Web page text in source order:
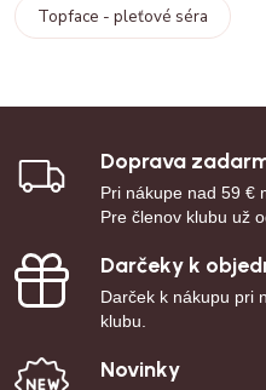
Topface - pleťové séra
Doprava
Pri nákupe nad 59 €
Pre členov klubu už
Darčeky k
Darček k nákupu pri
klubu.
Novinky